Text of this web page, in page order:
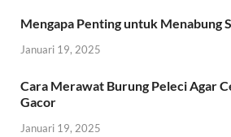
Mengapa Penting untuk Menabung
Januari 19, 2025
Cara Merawat Burung Peleci Agar
Gacor
Januari 19, 2025